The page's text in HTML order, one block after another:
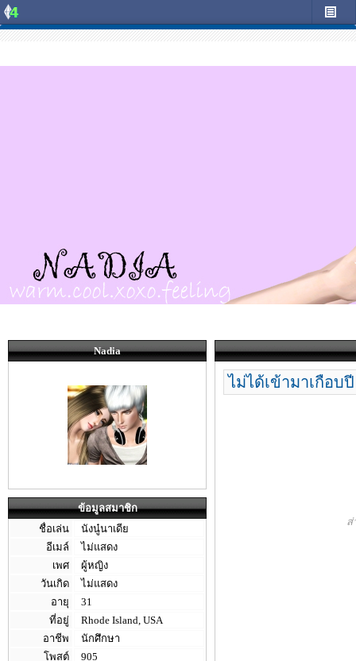
Nadia
ข้อมูลสมาชิก
ชื่อเล่น
นังนู๋นาเดีย
อีเมล์
ไม่แสดง
เพศ
ผู้หญิง
วันเกิด
ไม่แสดง
อายุ
31
ที่อยู่
Rhode Island, USA
อาชีพ
นักศึกษา
โพสต์
905
ไม่ได้เข้ามาเกือบ
ส่